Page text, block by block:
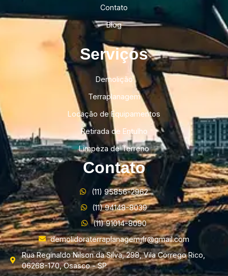
Contato
Blog
Serviços
Demolição
Terraplanagem
Locação de Equipamentos
Retirada de Entulho
Limpeza de Terreno
Contato
(11) 95856-2962
(11) 94148-8039
(11) 91014-8090
demolidoraterraplanagemjfr@gmail.com
Rua Reginaldo Nilson da Silva, 298, Vila Corrego Rico,
06268-170, Osasco - SP